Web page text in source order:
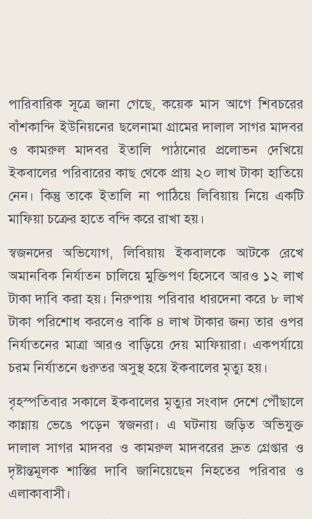
পারিবারিক সূত্রে জানা গেছে, কয়েক মাস আগে শিবচরের
বাঁশকান্দি ইউনিয়নের ছলেনামা গ্রামের দালাল সাগর মাদবর
ও কামরুল মাদবর ইতালি পাঠানোর প্রলোভন দেখিয়ে
ইকবালের পরিবারের কাছ থেকে প্রায় ২০ লাখ টাকা হাতিয়ে
নেন। কিন্তু তাকে ইতালি না পাঠিয়ে লিবিয়ায় নিয়ে একটি
মাফিয়া চক্রের হাতে বন্দি করে রাখা হয়।
স্বজনদের অভিযোগ, লিবিয়ায় ইকবালকে আটকে রেখে
অমানবিক নির্যাতন চালিয়ে মুক্তিপণ হিসেবে আরও ১২ লাখ
টাকা দাবি করা হয়। নিরুপায় পরিবার ধারদেনা করে ৮ লাখ
টাকা পরিশোধ করলেও বাকি ৪ লাখ টাকার জন্য তার ওপর
নির্যাতনের মাত্রা আরও বাড়িয়ে দেয় মাফিয়ারা। একপর্যায়ে
চরম নির্যাতনে গুরুতর অসুস্থ হয়ে ইকবালের মৃত্যু হয়।
বৃহস্পতিবার সকালে ইকবালের মৃত্যুর সংবাদ দেশে পৌঁছালে
কান্নায় ভেঙে পড়েন স্বজনরা। এ ঘটনায় জড়িত অভিযুক্ত
দালাল সাগর মাদবর ও কামরুল মাদবরের দ্রুত গ্রেপ্তার ও
দৃষ্টান্তমূলক শাস্তির দাবি জানিয়েছেন নিহতের পরিবার ও
এলাকাবাসী।